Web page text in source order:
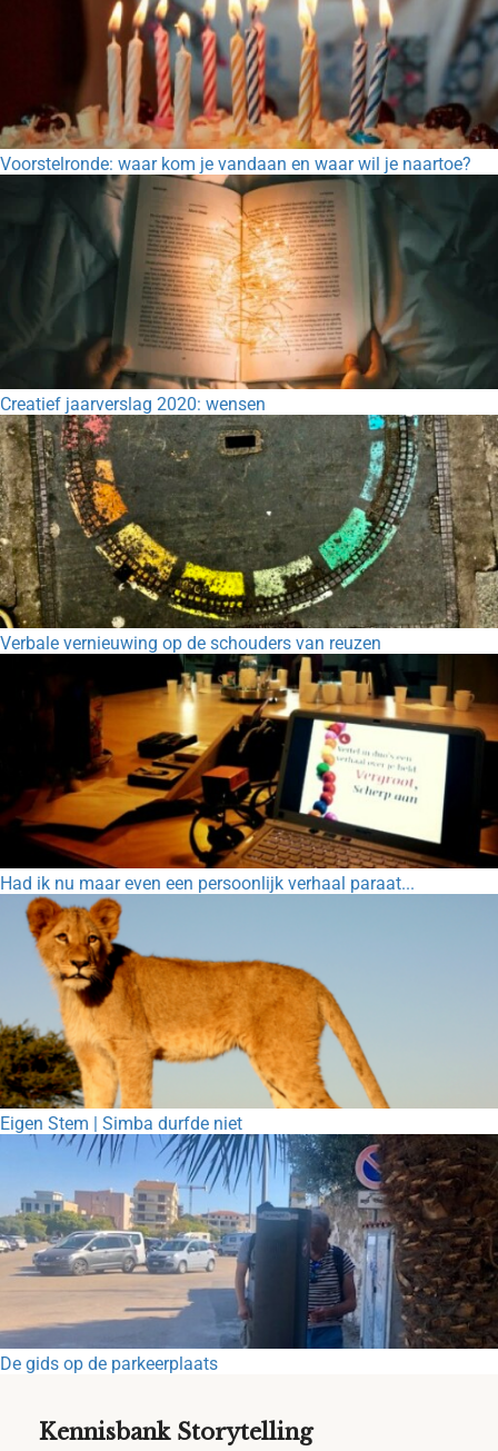
Voorstelronde: waar kom je vandaan en waar wil je naartoe?
Creatief jaarverslag 2020: wensen
Verbale vernieuwing op de schouders van reuzen
Had ik nu maar even een persoonlijk verhaal paraat...
Eigen Stem | Simba durfde niet
De gids op de parkeerplaats
Kennisbank Storytelling